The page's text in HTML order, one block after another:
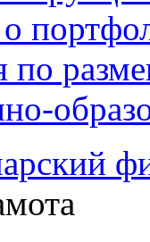
по